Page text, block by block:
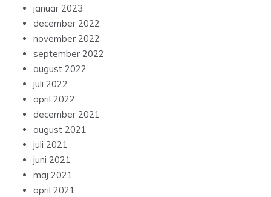
januar 2023
december 2022
november 2022
september 2022
august 2022
juli 2022
april 2022
december 2021
august 2021
juli 2021
juni 2021
maj 2021
april 2021